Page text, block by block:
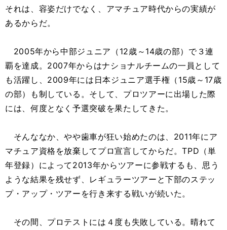
それは、容姿だけでなく、アマチュア時代からの実績が
あるからだ。
2005年から中部ジュニア（12歳～14歳の部）で３連
覇を達成。2007年からはナショナルチームの一員として
も活躍し、2009年には日本ジュニア選手権（15歳～17歳
の部）も制している。そして、プロツアーに出場した際
には、何度となく予選突破を果たしてきた。
そんななか、やや歯車が狂い始めたのは、2011年にア
マチュア資格を放棄してプロ宣言してからだ。TPD（単
年登録）によって2013年からツアーに参戦するも、思う
ような結果を残せず、レギュラーツアーと下部のステッ
プ・アップ・ツアーを行き来する戦いが続いた。
その間、プロテストには４度も失敗している。晴れて